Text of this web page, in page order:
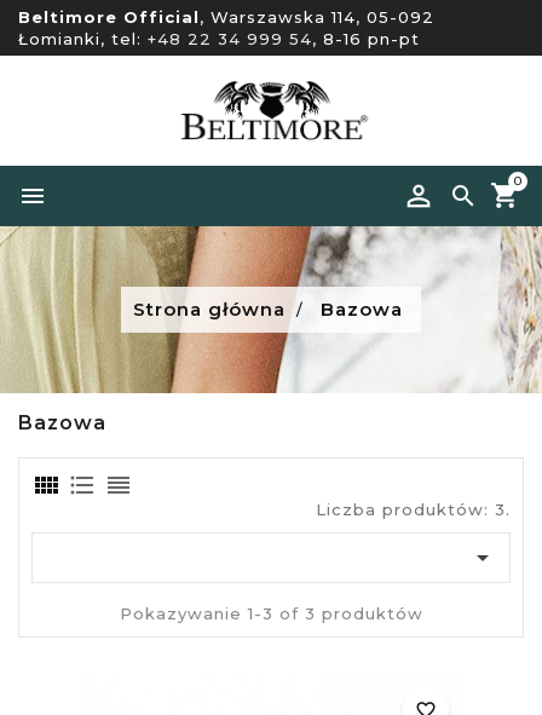
Beltimore Official, Warszawska 114, 05-092
Łomianki, tel: +48 22 34 999 54, 8-16 pn-pt


0
Strona główna Bazowa
Bazowa
Liczba produktów: 3.

Pokazywanie 1-3 of 3 produktów
favorite_border